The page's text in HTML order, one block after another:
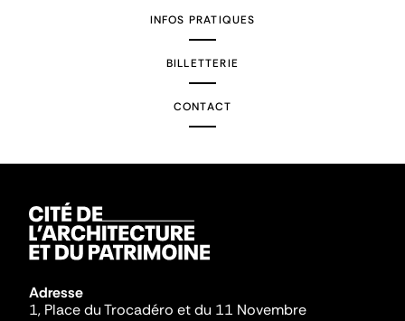
INFOS PRATIQUES
BILLETTERIE
CONTACT
Adresse
1, Place du Trocadéro et du 11 Novembre